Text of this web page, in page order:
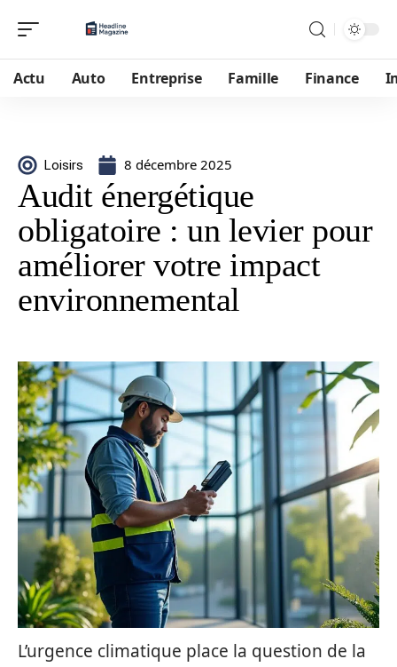
Actu Auto Entreprise Famille Finance
Loisirs 8 décembre 2025
Audit énergétique
obligatoire : un levier pour
améliorer votre impact
environnemental
L’urgence climatique place la question de la